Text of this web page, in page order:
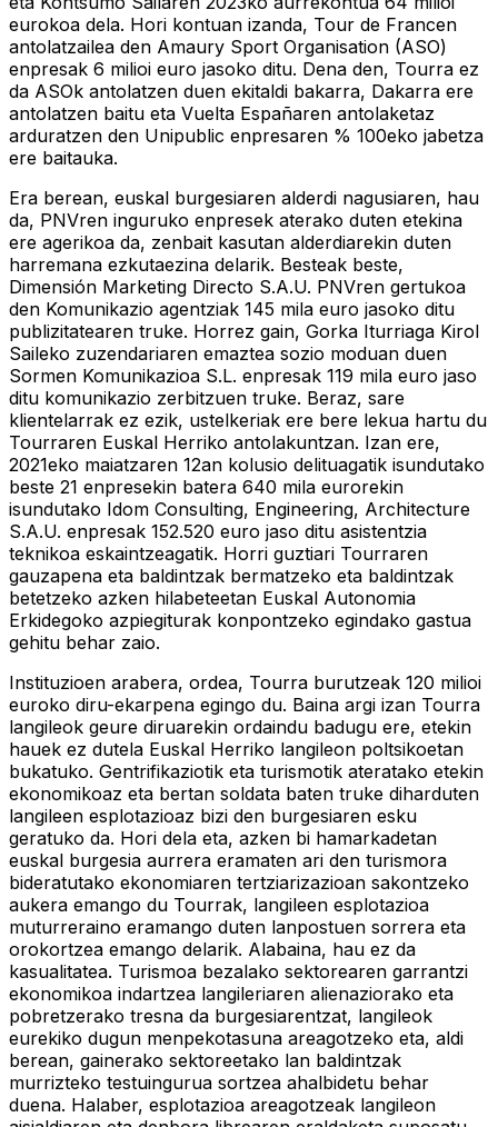
eurokoa dela. Hori kontuan izanda, Tour de Francen
antolatzailea den Amaury Sport Organisation (ASO)
enpresak 6 milioi euro jasoko ditu. Dena den, Tourra ez
da ASOk antolatzen duen ekitaldi bakarra, Dakarra ere
antolatzen baitu eta Vuelta Españaren antolaketaz
arduratzen den Unipublic enpresaren % 100eko jabetza
ere baitauka.
Era berean, euskal burgesiaren alderdi nagusiaren, hau
da, PNVren inguruko enpresek aterako duten etekina
ere agerikoa da, zenbait kasutan alderdiarekin duten
harremana ezkutaezina delarik. Besteak beste,
Dimensión Marketing Directo S.A.U. PNVren gertukoa
den Komunikazio agentziak 145 mila euro jasoko ditu
publizitatearen truke. Horrez gain, Gorka Iturriaga Kirol
Saileko zuzendariaren emaztea sozio moduan duen
Sormen Komunikazioa S.L. enpresak 119 mila euro jaso
ditu komunikazio zerbitzuen truke. Beraz, sare
klientelarrak ez ezik, ustelkeriak ere bere lekua hartu du
Tourraren Euskal Herriko antolakuntzan. Izan ere,
2021eko maiatzaren 12an kolusio delituagatik isundutako
beste 21 enpresekin batera 640 mila eurorekin
isundutako Idom Consulting, Engineering, Architecture
S.A.U. enpresak 152.520 euro jaso ditu asistentzia
teknikoa eskaintzeagatik. Horri guztiari Tourraren
gauzapena eta baldintzak bermatzeko eta baldintzak
betetzeko azken hilabeteetan Euskal Autonomia
Erkidegoko azpiegiturak konpontzeko egindako gastua
gehitu behar zaio.
Instituzioen arabera, ordea, Tourra burutzeak 120 milioi
euroko diru-ekarpena egingo du. Baina argi izan Tourra
langileok geure diruarekin ordaindu badugu ere, etekin
hauek ez dutela Euskal Herriko langileon poltsikoetan
bukatuko. Gentrifikaziotik eta turismotik ateratako etekin
ekonomikoaz eta bertan soldata baten truke diharduten
langileen esplotazioaz bizi den burgesiaren esku
geratuko da. Hori dela eta, azken bi hamarkadetan
euskal burgesia aurrera eramaten ari den turismora
bideratutako ekonomiaren tertziarizazioan sakontzeko
aukera emango du Tourrak, langileen esplotazioa
muturreraino eramango duten lanpostuen sorrera eta
orokortzea emango delarik. Alabaina, hau ez da
kasualitatea. Turismoa bezalako sektorearen garrantzi
ekonomikoa indartzea langileriaren alienaziorako eta
pobretzerako tresna da burgesiarentzat, langileok
eurekiko dugun menpekotasuna areagotzeko eta, aldi
berean, gainerako sektoreetako lan baldintzak
murrizteko testuingurua sortzea ahalbidetu behar
duena. Halaber, esplotazioa areagotzeak langileon